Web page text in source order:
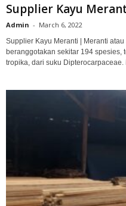
Supplier Kayu
Admin - March 6, 2022
Supplier Kayu Meranti | Meranti
beranggotakan sekitar 194 spesies,
tropika, dari suku Dipterocarpaceae.